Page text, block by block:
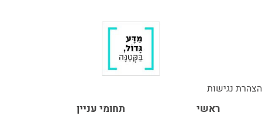
הצהרת נגישות
ראשי
תחומי עניין